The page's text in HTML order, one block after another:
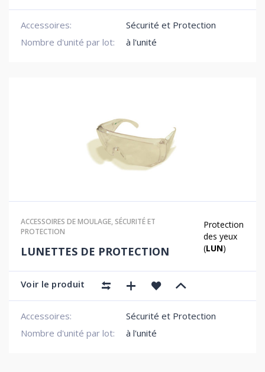
Accessoires:
Sécurité et Protection
Nombre d'unité par lot:
à l'unité
ACCESSOIRES DE MOULAGE,SÉCURITÉ ET
PROTECTION
LUNETTES DE PROTECTION
Protection
des yeux
(LUN)
Voir le produit
Accessoires:
Sécurité et Protection
Nombre d'unité par lot:
à l'unité